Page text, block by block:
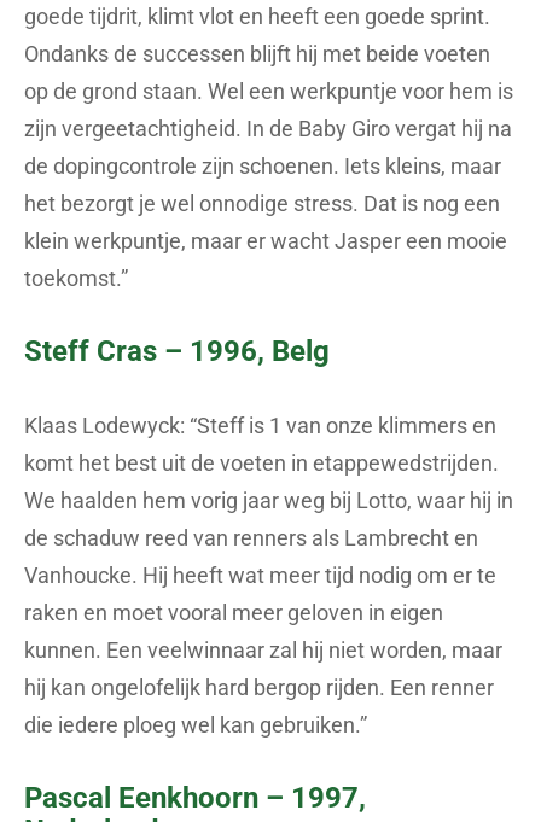
goede tijdrit, klimt vlot en heeft een goede sprint.
Ondanks de successen blijft hij met beide voeten
op de grond staan. Wel een werkpuntje voor hem is
zijn vergeetachtigheid. In de Baby Giro vergat hij na
de dopingcontrole zijn schoenen. Iets kleins, maar
het bezorgt je wel onnodige stress. Dat is nog een
klein werkpuntje, maar er wacht Jasper een mooie
toekomst.”
Steff Cras – 1996, Belg
Klaas Lodewyck: “Steff is 1 van onze klimmers en
komt het best uit de voeten in etappewedstrijden.
We haalden hem vorig jaar weg bij Lotto, waar hij in
de schaduw reed van renners als Lambrecht en
Vanhoucke. Hij heeft wat meer tijd nodig om er te
raken en moet vooral meer geloven in eigen
kunnen. Een veelwinnaar zal hij niet worden, maar
hij kan ongelofelijk hard bergop rijden. Een renner
die iedere ploeg wel kan gebruiken.”
Pascal Eenkhoorn – 1997,